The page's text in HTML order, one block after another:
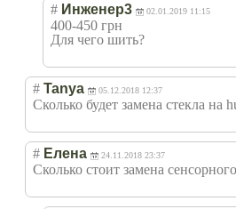
# Инженер3 02.01.2019 11:15
400-450 грн
Для чего шить?
# Tanya 05.12.2018 12:37
Сколько будет замена стекла на
# Елена 24.11.2018 23:37
Сколько стоит замена